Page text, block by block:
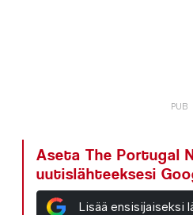
Aseta The Portugal
uutislähteeksesi
Lisää ensisijaiseksi